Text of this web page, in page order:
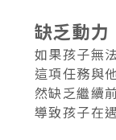
缺乏動力
如果孩子無
這項任務與
然缺乏繼續
導致孩子在